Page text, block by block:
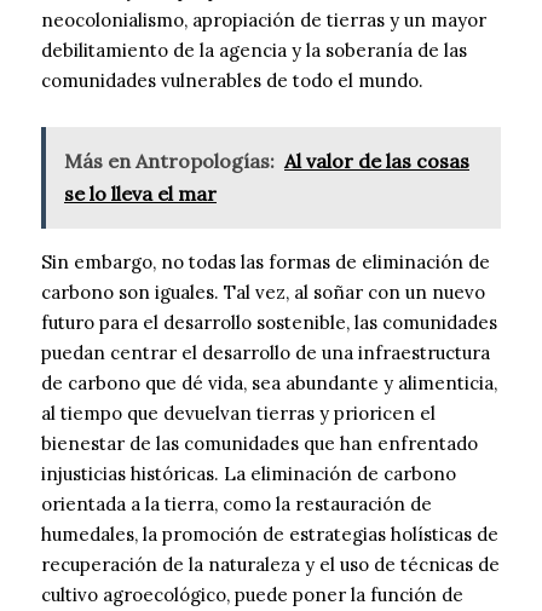
neocolonialismo, apropiación de tierras y un mayor
debilitamiento de la agencia y la soberanía de las
comunidades vulnerables de todo el mundo.
Más en Antropologías: Al valor de las cosas
se lo lleva el mar
Sin embargo, no todas las formas de eliminación de
carbono son iguales. Tal vez, al soñar con un nuevo
futuro para el desarrollo sostenible, las comunidades
puedan centrar el desarrollo de una infraestructura
de carbono que dé vida, sea abundante y alimenticia,
al tiempo que devuelvan tierras y prioricen el
bienestar de las comunidades que han enfrentado
injusticias históricas. La eliminación de carbono
orientada a la tierra, como la restauración de
humedales, la promoción de estrategias holísticas de
recuperación de la naturaleza y el uso de técnicas de
cultivo agroecológico, puede poner la función de